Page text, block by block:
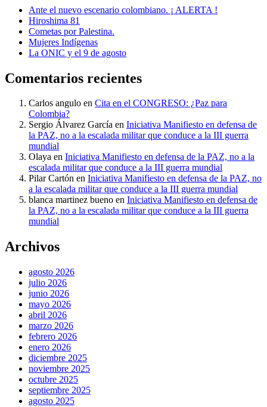
Ante el nuevo escenario colombiano. ¡ ALERTA !
Hiroshima 81
Cometas por Palestina.
Mujeres Indígenas
La ONIC y el 9 de agosto
Comentarios recientes
Carlos angulo en Cita en el CONGRESO: ¿Paz para
Colombia?
Sergio Álvarez García en Iniciativa Manifiesto en defensa de
la PAZ, no a la escalada militar que conduce a la III guerra
mundial
Olaya en Iniciativa Manifiesto en defensa de la PAZ, no a la
escalada militar que conduce a la III guerra mundial
Pilar Cartón en Iniciativa Manifiesto en defensa de la PAZ, no
a la escalada militar que conduce a la III guerra mundial
blanca martinez bueno en Iniciativa Manifiesto en defensa de
la PAZ, no a la escalada militar que conduce a la III guerra
mundial
Archivos
agosto 2026
julio 2026
junio 2026
mayo 2026
abril 2026
marzo 2026
febrero 2026
enero 2026
diciembre 2025
noviembre 2025
octubre 2025
septiembre 2025
agosto 2025